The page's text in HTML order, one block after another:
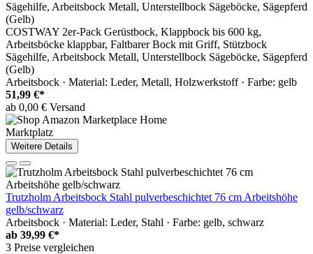
COSTWAY 2er-Pack Gerüstbock, Klappbock bis 600 kg,
Arbeitsböcke klappbar, Faltbarer Bock mit Griff, Stützbock
Sägehilfe, Arbeitsbock Metall, Unterstellbock Sägeböcke, Sägepferd
(Gelb)
Arbeitsbock · Material: Leder, Metall, Holzwerkstoff · Farbe: gelb
51,99 €*
ab 0,00 € Versand
Marktplatz
Weitere Details
Trutzholm Arbeitsbock Stahl pulverbeschichtet 76 cm Arbeitshöhe
gelb/schwarz
Arbeitsbock · Material: Leder, Stahl · Farbe: gelb, schwarz
ab 39,99 €*
3 Preise vergleichen